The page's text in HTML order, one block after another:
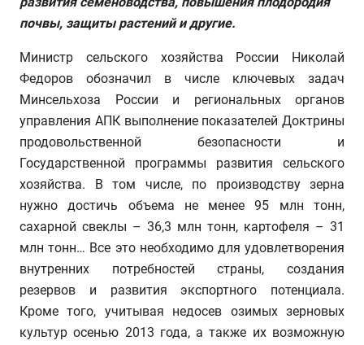
почвы, защиты растений и другие.
Министр сельского хозяйства России Николай
Федоров обозначил в числе ключевых задач
Минсельхоза России и региональных органов
управления АПК выполнение показателей Доктрины
продовольственной безопасности и
Государственной программы развития сельского
хозяйства. В том числе, по производству зерна
нужно достичь объема не менее 95 млн тонн,
сахарной свеклы – 36,3 млн тонн, картофеля – 31
млн тонн… Все это необходимо для удовлетворения
внутренних потребностей страны, создания
резервов и развития экспортного потенциала.
Кроме того, учитывая недосев озимых зерновых
культур осенью 2013 года, а также их возможную